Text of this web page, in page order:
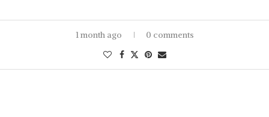
1 month ago 0 comments